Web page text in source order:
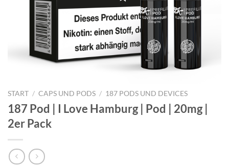
START / CAPS UND PODS / 187 PODS UND DEVICES
187 Pod | I Love Hamburg | Pod | 20mg |
2er Pack